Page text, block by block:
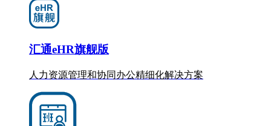
汇通eHR旗舰版
人力资源管理和协同办公精细化解决方案